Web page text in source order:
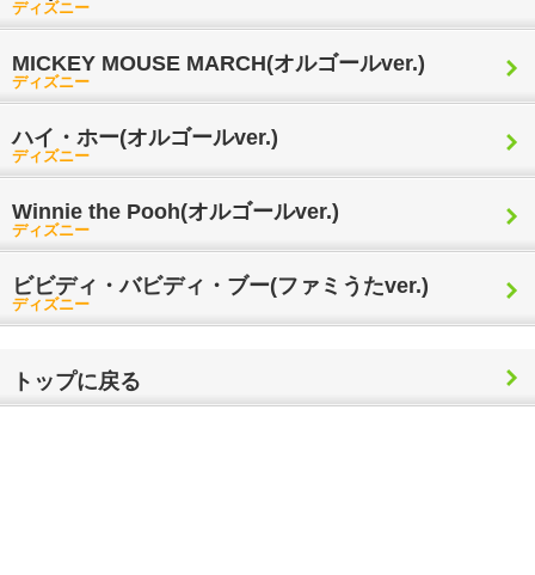
ディズニー
MICKEY MOUSE MARCH(オルゴールver.)
ディズニー
ハイ・ホー(オルゴールver.)
ディズニー
Winnie the Pooh(オルゴールver.)
ディズニー
ビビディ・バビディ・ブー(ファミうたver.)
ディズニー
トップに戻る